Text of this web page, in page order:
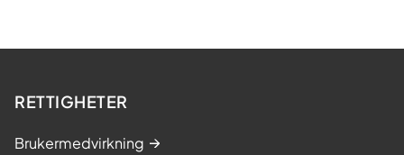
RETTIGHETER
Brukermedvirkning